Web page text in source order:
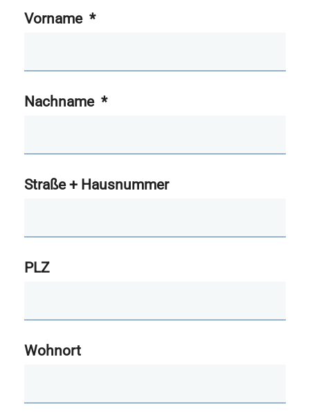
Vorname *
Nachname *
Straße + Hausnummer
PLZ
Wohnort